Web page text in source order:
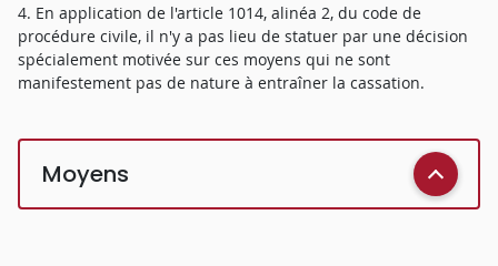
4. En application de l'article 1014, alinéa 2, du code de
procédure civile, il n'y a pas lieu de statuer par une décision
spécialement motivée sur ces moyens qui ne sont
manifestement pas de nature à entraîner la cassation.
Moyens